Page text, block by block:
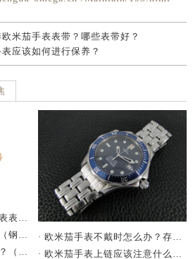
米茄手表表带？哪些表带好？
应该如何进行保养？